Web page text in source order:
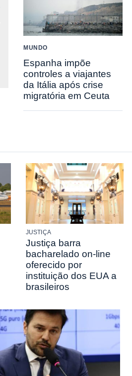
MUNDO
Espanha impõe
controles a viajantes
da Itália após crise
migratória em Ceuta
JUSTIÇA
Justiça barra
bacharelado on-line
oferecido por
instituição dos EUA a
brasileiros